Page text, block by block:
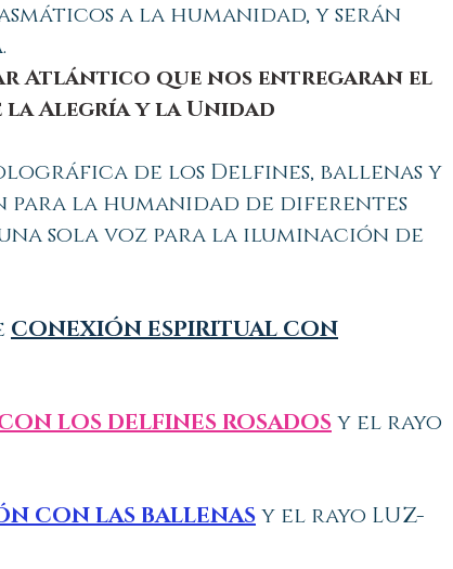
a la humanidad, y serán
Atlántico que nos entregaran el
la Alegría y la Unidad
de los Delfines, ballenas y
la humanidad de diferentes
sola voz para la iluminación de
CONEXIÓN ESPIRITUAL CON
LOS DELFINES ROSADOSy el rayo
CON LAS BALLENASy el rayo LUZ-